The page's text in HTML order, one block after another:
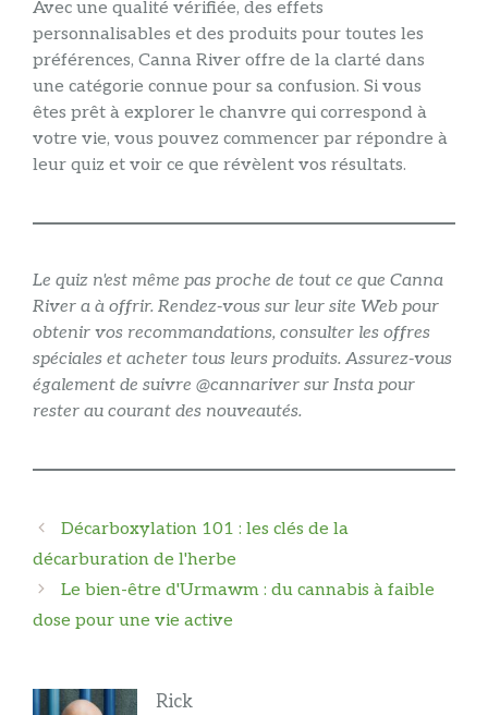
Avec une qualité vérifiée, des effets
personnalisables et des produits pour toutes les
préférences, Canna River offre de la clarté dans
une catégorie connue pour sa confusion. Si vous
êtes prêt à explorer le chanvre qui correspond à
votre vie, vous pouvez commencer par répondre à
leur quiz et voir ce que révèlent vos résultats.
Le quiz n'est même pas proche de tout ce que Canna
River a à offrir. Rendez-vous sur leur site Web pour
obtenir vos recommandations, consulter les offres
spéciales et acheter tous leurs produits. Assurez-vous
également de suivre @cannariver sur Insta pour
rester au courant des nouveautés.
Navigation
des
Décarboxylation 101 : les clés de la
décarburation de l'herbe
Le bien-être d'Urmawm : du cannabis à faible
dose pour une vie active
Rick